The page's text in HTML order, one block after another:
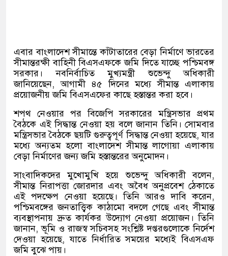
এবার বাংলাদেশ সীমান্তে কাঁটাতারের বেড়া নির্মাণে ভারতের
সীমান্তরক্ষী বাহিনী বিএসএফকে জমি দিতে যাচ্ছে পশ্চিমবঙ্গ
সরকার। নবনির্বাচিত মুখ্যমন্ত্রী শুভেন্দু অধিকারী
জানিয়েছেন,আগামী ৪৫ দিনের মধ্যে সীমান্ত এলাকায়
প্রয়োজনীয় জমি বিএসএফের কাছে হস্তান্তর করা হবে।
শপথ নেওয়ার পর বিজেপি সরকারের মন্ত্রিসভার প্রথম
বৈঠকে এই সিদ্ধান্ত নেওয়া হয় বলে জানান তিনি। সোমবার
মন্ত্রিসভার বৈঠকে ছয়টি গুরুত্বপূর্ণ সিদ্ধান্ত নেওয়া হয়েছে,যার
মধ্যে অন্যতম হলো বাংলাদেশ সীমান্ত লাগোয়া এলাকায়
বেড়া নির্মাণের জন্য জমি হস্তান্তরের অনুমোদন।
সাংবাদিকদের মুখোমুখি হয়ে শুভেন্দু অধিকারী বলেন,
সীমান্ত নিরাপত্তা জোরদার এবং অবৈধ অনুপ্রবেশ ঠেকাতে
এই পদক্ষেপ নেওয়া হয়েছে। তিনি আরও দাবি করেন,
পশ্চিমবঙ্গের জনতাত্ত্বিক কাঠামো বদলে গেছে এবং সীমান্ত
ব্যবস্থাপনায় দ্রুত কার্যকর উদ্যোগ নেওয়া প্রয়োজন। তিনি
জানান,ভূমি ও রাজস্ব সচিবসহ সংশ্লিষ্ট দপ্তরগুলোকে নির্দেশ
দেওয়া হয়েছে,যাতে নির্ধারিত সময়ের মধ্যেই বিএসএফ
জমি বুঝে পায়।